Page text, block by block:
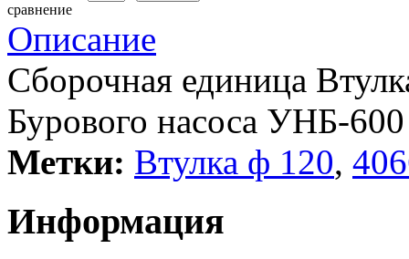
сравнение
Описание
Сборочная единица
Бурового насоса УНБ-600
Метки: Втулка ф 120,
Информация